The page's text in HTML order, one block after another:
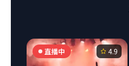
直播中 4.9